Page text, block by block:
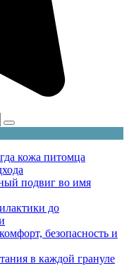
кожа питомца
подвиг во имя
до
безопасность и
в каждой грануле